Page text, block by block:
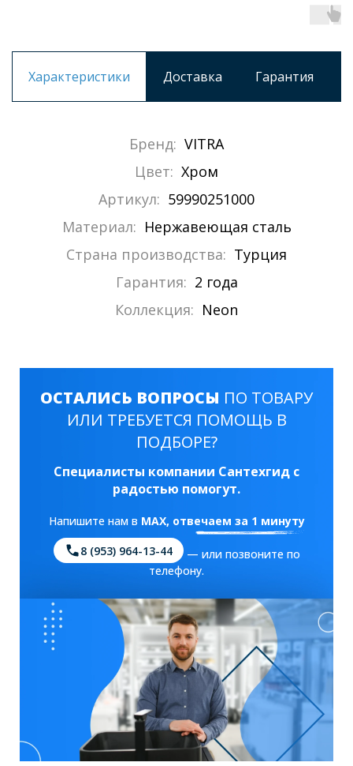
Характеристики Доставка Гарантия
Бренд: VITRA
Цвет: Хром
Артикул: 59990251000
Материал: Нержавеющая сталь
Страна производства: Турция
Гарантия: 2 года
Коллекция: Neon
ОСТАЛИСЬ ВОПРОСЫ ПО ТОВАРУ
ИЛИ ТРЕБУЕТСЯ ПОМОЩЬ В
ПОДБОРЕ?
Специалисты компании Сантехгид с
радостью помогут.
Напишите нам в MAX, отвечаем за 1 минуту
8 (953) 964-13-44
— или позвоните по
телефону.